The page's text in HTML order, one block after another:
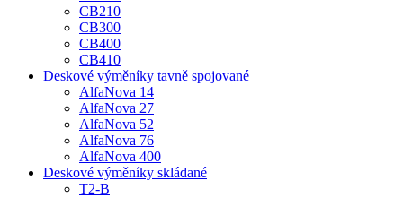
CB210
CB300
CB400
CB410
Deskové výměníky tavně spojované
AlfaNova 14
AlfaNova 27
AlfaNova 52
AlfaNova 76
AlfaNova 400
Deskové výměníky skládané
T2-B